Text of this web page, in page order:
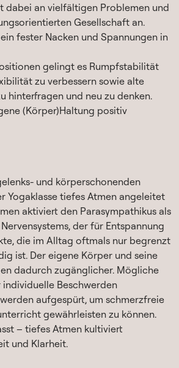
dabei an vielfältigen Problemen und
Gesellschaft an.
fester Nacken und Spannungen in
gelingt es Rumpfstabilität
zu verbessern sowie alte
hinterfragen und neu zu denken.
(Körper)Haltung positiv
und körperschonenden
Yogaklasse tiefes Atmen angeleitet
aktiviert den Parasympathikus als
der für Entspannung
die im Alltag oftmals nur begrenzt
ist. Der eigene Körper und seine
dadurch zugänglicher. Mögliche
Beschwerden
aufgespürt, um schmerzfreie
gewährleisten zu können.
– tiefes Atmen kultiviert
und Klarheit.